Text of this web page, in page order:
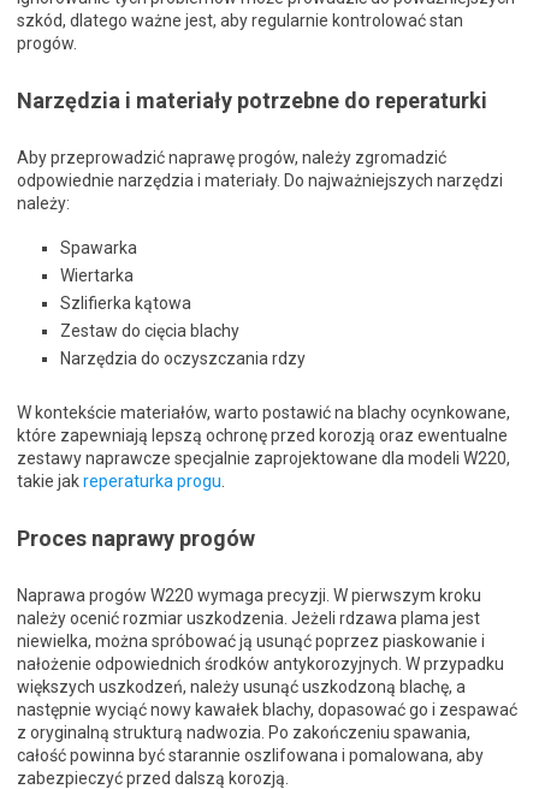
szkód, dlatego ważne jest, aby regularnie kontrolować stan
progów.
Narzędzia i materiały potrzebne do reperaturki
Aby przeprowadzić naprawę progów, należy zgromadzić
odpowiednie narzędzia i materiały. Do najważniejszych narzędzi
należy:
Spawarka
Wiertarka
Szlifierka kątowa
Zestaw do cięcia blachy
Narzędzia do oczyszczania rdzy
W kontekście materiałów, warto postawić na blachy ocynkowane,
które zapewniają lepszą ochronę przed korozją oraz ewentualne
zestawy naprawcze specjalnie zaprojektowane dla modeli W220,
takie jakreperaturka progu
Proces naprawy progów
Naprawa progów W220 wymaga precyzji. W pierwszym kroku
należy ocenić rozmiar uszkodzenia. Jeżeli rdzawa plama jest
niewielka, można spróbować ją usunąć poprzez piaskowanie i
nałożenie odpowiednich środków antykorozyjnych. W przypadku
większych uszkodzeń, należy usunąć uszkodzoną blachę, a
następnie wyciąć nowy kawałek blachy, dopasować go i zespawać
z oryginalną strukturą nadwozia. Po zakończeniu spawania,
całość powinna być starannie oszlifowana i pomalowana, aby
zabezpieczyć przed dalszą korozją.